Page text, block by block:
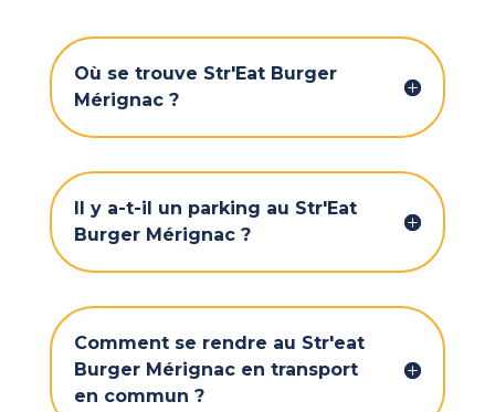
Où se trouve Str'Eat Burger
Mérignac ?
Il y a-t-il un parking au Str'Eat
Burger Mérignac ?
Comment se rendre au Str'eat
Burger Mérignac en transport
en commun ?